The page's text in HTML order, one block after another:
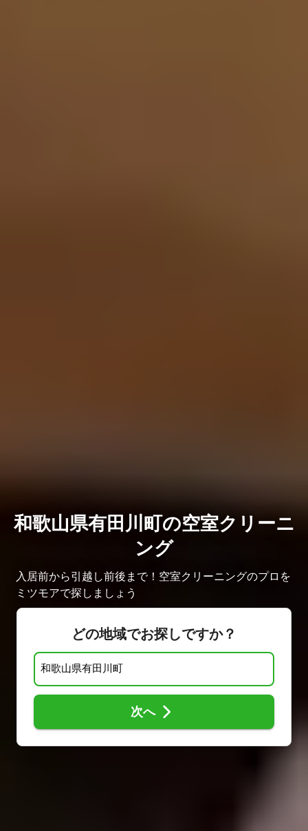
和歌山県有田川町の空室クリーニ
ング
入居前から引越し前後まで！空室クリーニングのプロを
ミツモアで探しましょう
どの地域でお探しですか？
次へ